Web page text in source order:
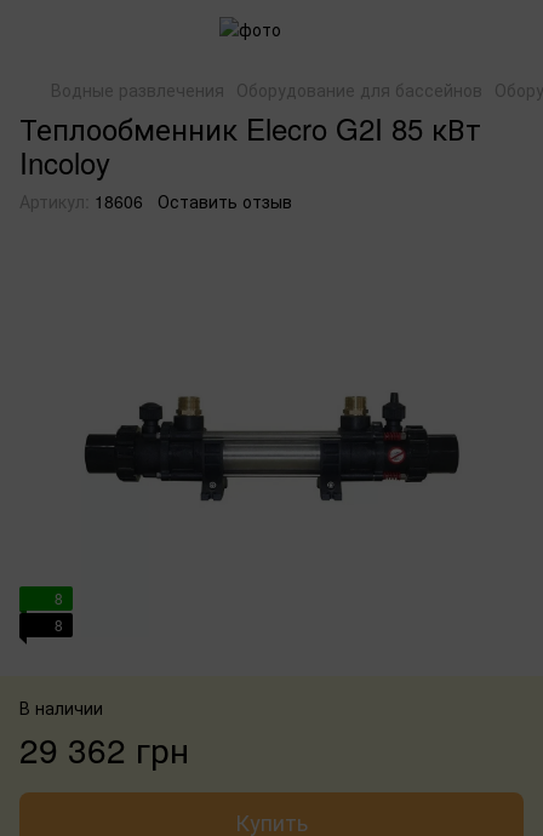
Водные развлечения Оборудование для бассейнов
Теплообменник Elecro G2I 85 кВт
Incoloy
Артикул: 18606 Оставить отзыв
8
8
В наличии
29 362 грн
Купить